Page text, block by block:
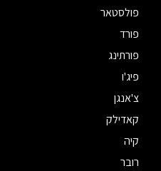
פולסטאר
פורד
פורתינג
פיג'ו
צ'אנגן
קאדילק
קיה
רובר